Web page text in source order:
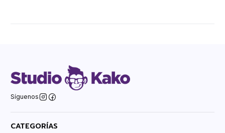
Síguenos
CATEGORÍAS